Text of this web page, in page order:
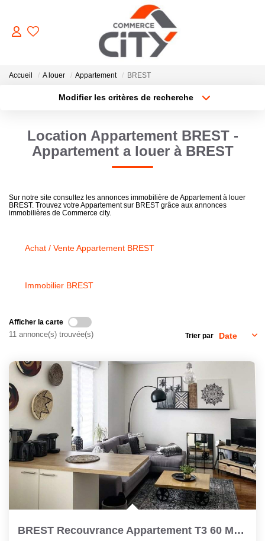
ACHETER
LOUER
Accueil A louer Appartement BREST
Modifier les critères de recherche
Sélectionnez...
Type de bien
Surface min
Créer une alerte
Location Appartement BREST -
Appartement a louer à BREST
Sur notre site consultez les annonces immobilière de Appartement à louer
BREST. Trouvez votre Appartement sur BREST grâce aux annonces
immobilières de Commerce city.
Achat / Vente Appartement BREST
Immobilier BREST
Afficher la carte
11 annonce(s) trouvée(s) Trier par
BREST Recouvrance Appartement T3 60 M2 Dalle Béton En Très...